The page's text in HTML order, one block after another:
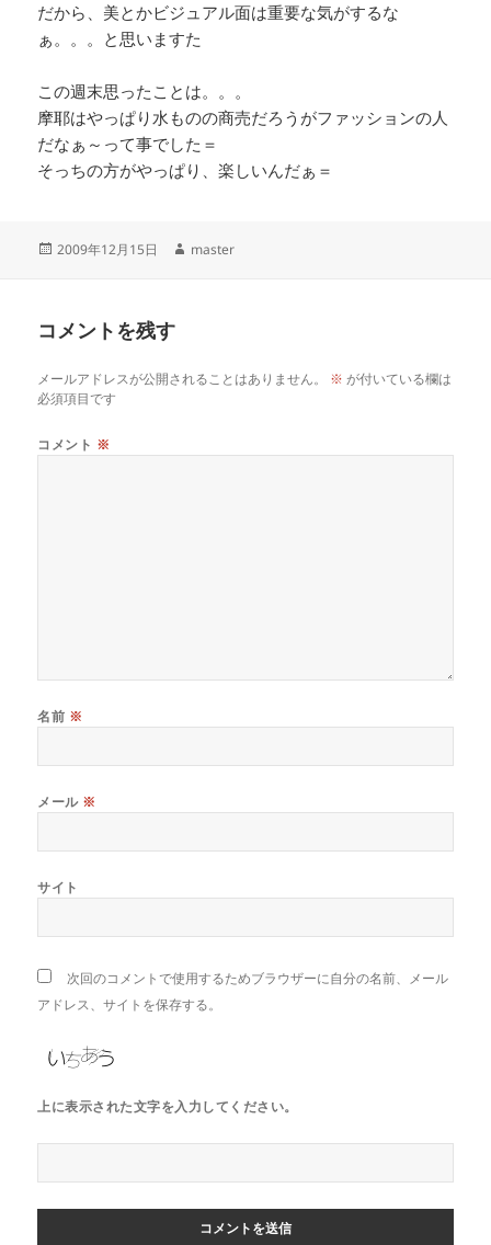
だから、美とかビジュアル面は重要な気がするな
ぁ。。。と思いますた
この週末思ったことは。。。
摩耶はやっぱり水ものの商売だろうがファッションの人
だなぁ～って事でした＝
そっちの方がやっぱり、楽しいんだぁ＝
投
2009年12月15日
作
master
コメントを残す
メールアドレスが公開されることはありません。 ※ が付いている欄は
必須項目です
コメント ※
名前 ※
メール ※
サイト
次回のコメントで使用するためブラウザーに自分の名前、メール
アドレス、サイトを保存する。
上に表示された文字を入力してください。